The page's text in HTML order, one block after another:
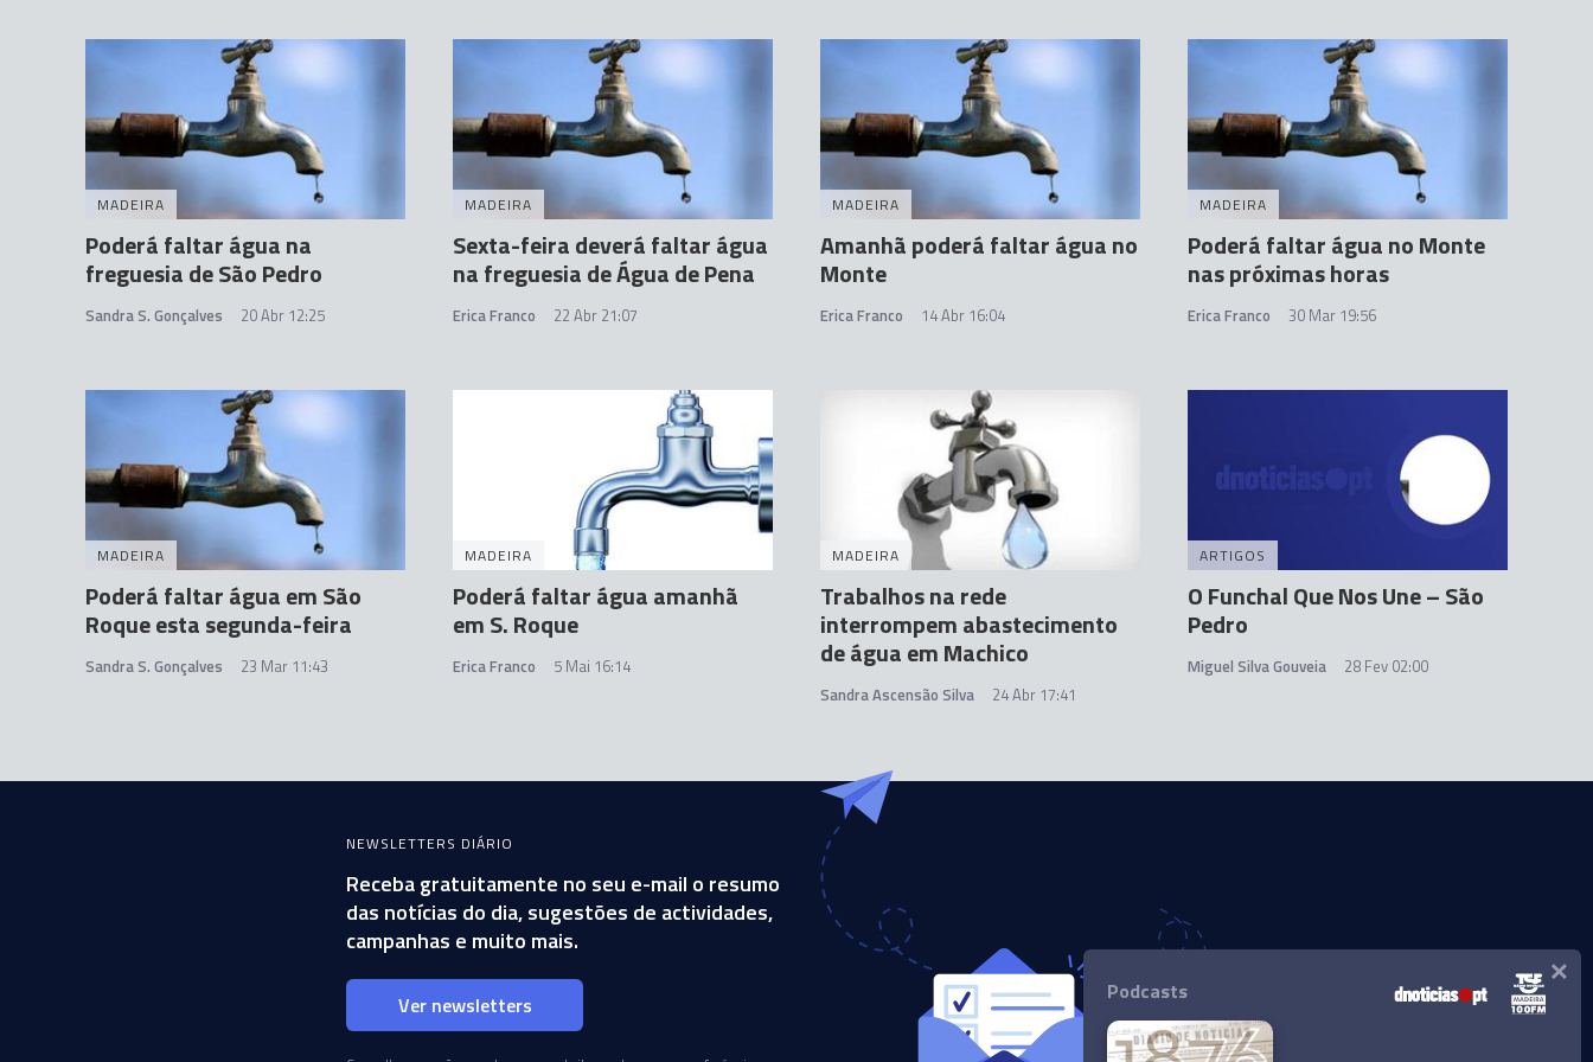
MADEIRA
Poderá faltar água na
freguesia de São Pedro
Sandra S. Gonçalves 20 Abr 12:25
MADEIRA
Sexta-feira deverá faltar água
na freguesia de Água de Pena
Erica Franco 22 Abr 21:07
MADEIRA
Amanhã poderá faltar água no
Monte
Erica Franco 14 Abr 16:04
MADEIRA
Poderá faltar água no Monte
nas próximas horas
Erica Franco 30 Mar 19:56
MADEIRA
Poderá faltar água em São
Roque esta segunda-feira
Sandra S. Gonçalves 23 Mar 11:43
MADEIRA
Poderá faltar água amanhã
em S. Roque
Erica Franco 5 Mai 16:14
MADEIRA
Trabalhos na rede
interrompem abastecimento
de água em Machico
Sandra Ascensão Silva 24 Abr 17:41
ARTIGOS
O Funchal Que Nos Une – São
Pedro
Miguel Silva Gouveia 28 Fev 02:00
NEWSLETTERS DIÁRIO
Receba gratuitamente no seu e-mail o resumo
das notícias do dia, sugestões de actividades,
campanhas e muito mais.
Ver newsletters Podcasts ×